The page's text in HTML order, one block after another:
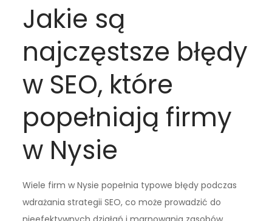
Jakie są
najczęstsze błędy
w SEO, które
popełniają firmy
w Nysie
Wiele firm w Nysie popełnia typowe błędy podczas
wdrażania strategii SEO, co może prowadzić do